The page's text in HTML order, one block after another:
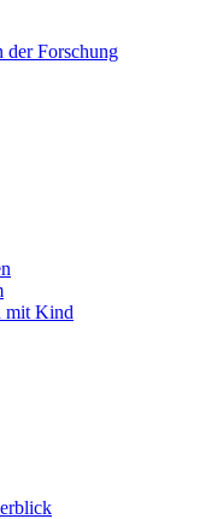
der Forschung
mit Kind